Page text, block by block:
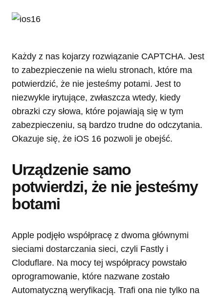
Każdy z nas kojarzy rozwiązanie CAPTCHA. Jest
to zabezpieczenie na wielu stronach, które ma
potwierdzić, że nie jesteśmy potami. Jest to
niezwykle irytujące, zwłaszcza wtedy, kiedy
obrazki czy słowa, które pojawiają się w tym
zabezpieczeniu, są bardzo trudne do odczytania.
Okazuje się, że iOS 16 pozwoli je obejść.
Urządzenie samo
potwierdzi, że nie jesteśmy
botami
Apple podjęło współpracę z dwoma głównymi
sieciami dostarczania sieci, czyli Fastly i
Cloduflare. Na mocy tej współpracy powstało
oprogramowanie, które nazwane zostało
Automatyczną weryfikacją. Trafi ona nie tylko na